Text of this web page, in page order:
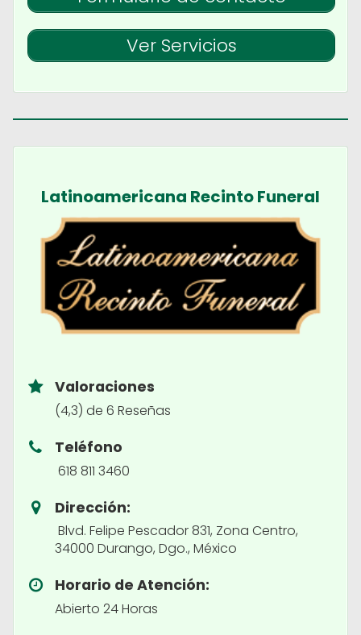
Ver Servicios
Latinoamericana Recinto Funeral
Valoraciones
(4,3) de 6 Reseñas
Teléfono
618 811 3460
Dirección:
Blvd. Felipe Pescador 831, Zona Centro,
34000 Durango, Dgo., México
Horario de Atención:
Abierto 24 Horas